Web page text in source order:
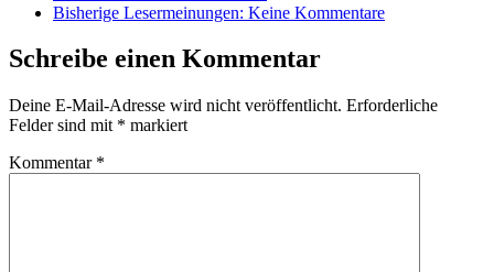
Bisherige Lesermeinungen: Keine Kommentare
Schreibe einen Kommentar
Deine E-Mail-Adresse wird nicht veröffentlicht. Erforderliche
Felder sind mit * markiert
Kommentar *